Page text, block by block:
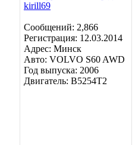
Сообщений: 2,866
Регистрация: 12.03.2014
Адрес: Минск
Авто: VOLVO S60 AWD
Год выпуска: 2006
Двигатель: B5254T2